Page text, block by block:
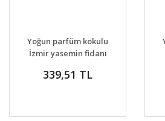
Yoğun parfüm kokulu
İzmir yasemin fidanı
jasmine
339,51 TL